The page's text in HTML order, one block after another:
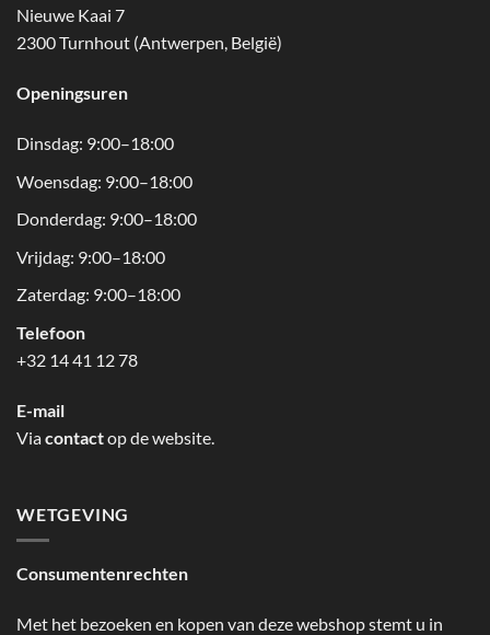
Nieuwe Kaai 7
2300 Turnhout (Antwerpen, België)
Openingsuren
Dinsdag: 9:00–18:00
Woensdag: 9:00–18:00
Donderdag: 9:00–18:00
Vrijdag: 9:00–18:00
Zaterdag: 9:00–18:00
Telefoon
+32 14 41 12 78
E-mail
Viacontactop de website.
WETGEVING
Consumentenrechten
Met het bezoeken en kopen van deze webshop stemt u in